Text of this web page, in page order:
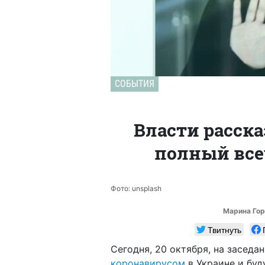
СОБЫТИЯ
Власти
полный
Фото: unsplash
Марина
Твитнуть
Сегодня, 20 октября, на